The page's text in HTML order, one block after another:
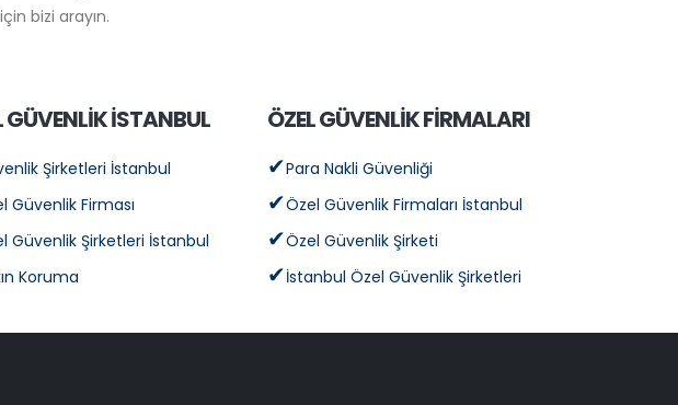
bizi arayın.
GÜVENLİK İSTANBUL
Şirketleri İstanbul
Güvenlik Firması
Güvenlik Şirketleri İstanbul
Koruma
ÖZEL GÜVENLİK FİRMALARI
Para Nakli Güvenliği
Özel Güvenlik Firmaları İstanbul
Özel Güvenlik Şirketi
İstanbul Özel Güvenlik Şirketleri